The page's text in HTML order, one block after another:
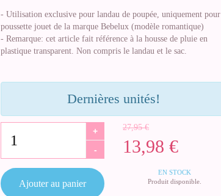
- Utilisation exclusive pour landau de poupée, uniquement pour
poussette jouet de la marque Bebelux (modèle romantique)
- Remarque: cet article fait référence à la housse de pluie en
plastique transparent. Non compris le landau et le sac.
Dernières unités!
27,95 €
13,98 €
+
-
EN STOCK
Produit disponible.
Ajouter au panier